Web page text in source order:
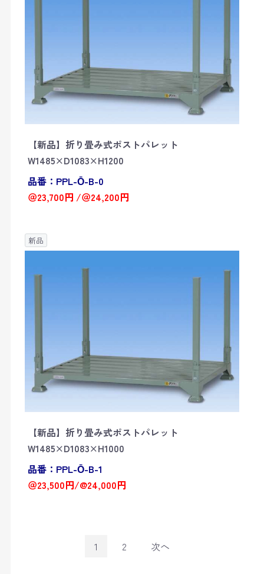
【新品】折り畳み式ポストパレット
W1485×D1083×H1200
品番：PPL-Ō-B-0
＠23,700円 /＠24,200円
新品
【新品】折り畳み式ポストパレット
W1485×D1083×H1000
品番：PPL-Ō-B-1
＠23,500円/@24,000円
1 2 次へ